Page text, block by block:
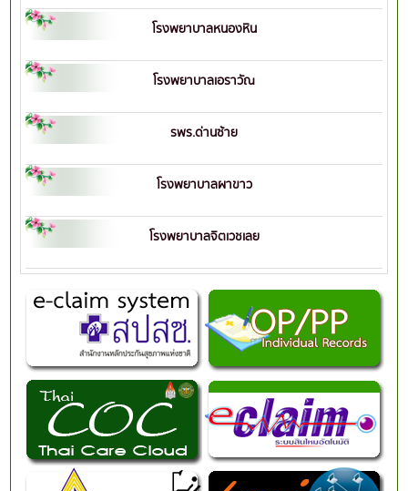
โรงพยาบาลหนองหิน
โรงพยาบาลเอราวัณ
รพร.ด่านซ้าย
โรงพยาบาลผาขาว
โรงพยาบาลจิตเวชเลย